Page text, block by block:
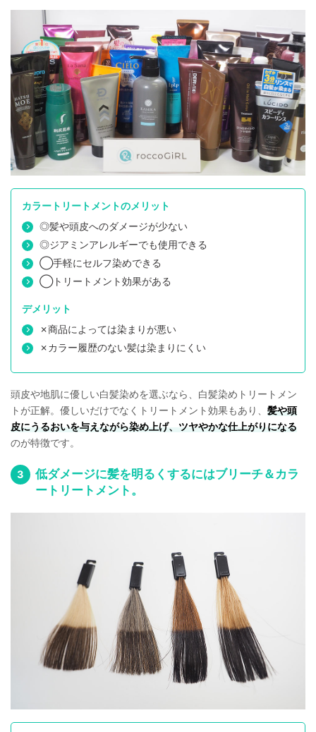
カラートリートメントのメリット
◎髪や頭皮へのダメージが少ない
◎ジアミンアレルギーでも使用できる
◯手軽にセルフ染めできる
◯トリートメント効果がある
デメリット
✗商品によっては染まりが悪い
✗カラー履歴のない髪は染まりにくい
頭皮や地肌に優しい白髪染めを選ぶなら、白髪染めトリートメン
トが正解。優しいだけでなくトリートメント効果もあり、 髪や頭
皮にうるおいを与えながら染め上げ、ツヤやかな仕上がりになる
のが特徴です。
低ダメージに髪を明るくするにはブリーチ＆カラ
ートリートメント。